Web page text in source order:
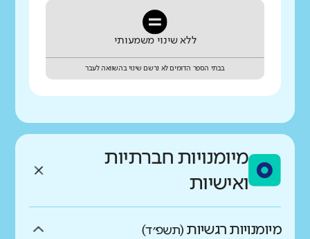
ללא שינוי משמעותי
בבתי הספר הדומים לא נרשם שינוי בהשוואה לעבר
מיומנויות חברתיות
ואישיות
מיומנויות רגשיות (תשפ״ד)